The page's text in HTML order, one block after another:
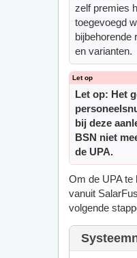
zelf premies
toegevoegd
bijbehorende
en varianten.
Let op: Het
bij deze
BSN niet
de UPA.
Om de UPA te
vanuit
volgende